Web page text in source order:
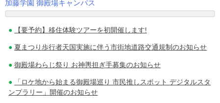
投
稿
ナ
ビ
ゲ
加藤学園 御殿場キャンパス
【要予約】移住体験ツアーを初開催します!
夏まつり歩行者天国実施に伴う市街地道路交通規制のお知らせ
御殿場わらじ祭り お神輿担ぎ手募集のお知らせ
「ロケ地から始まる御殿場巡り 市民推しスポット デジタルスタ
ンプラリー」開催のお知らせ